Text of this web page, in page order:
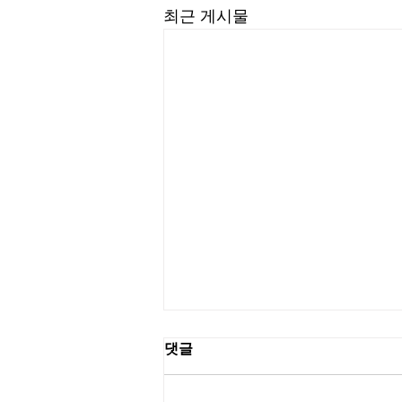
최근 게시물
댓글